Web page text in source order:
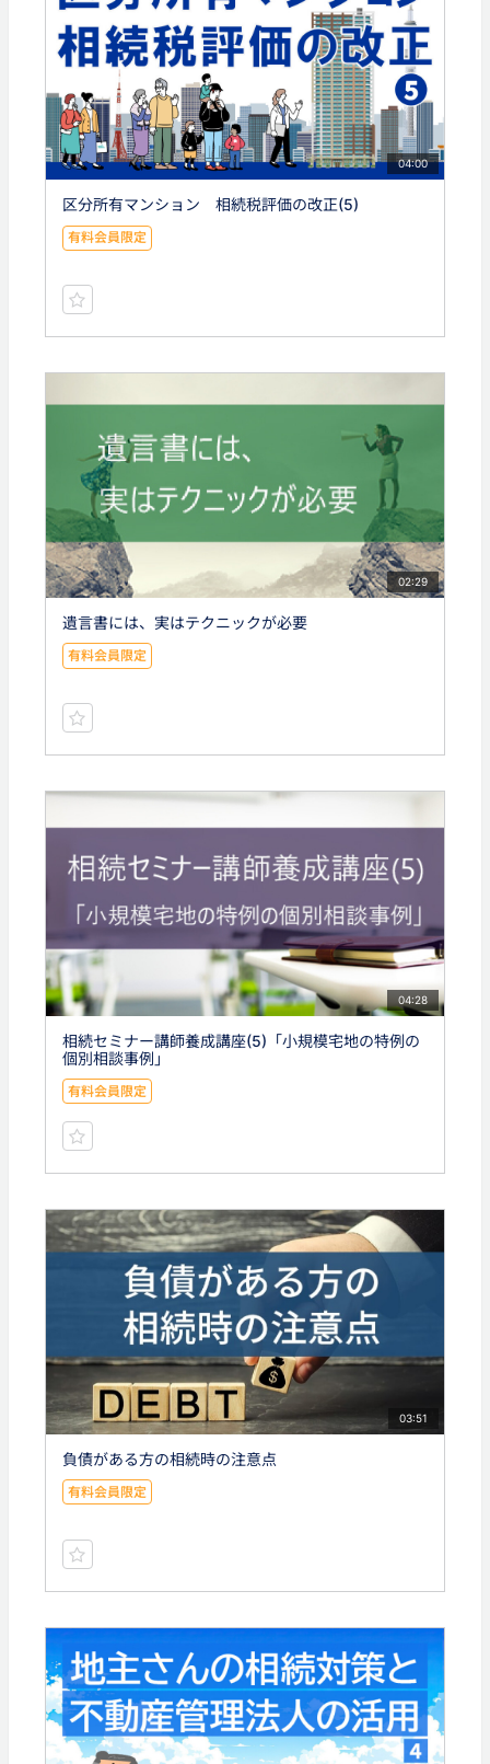
04:00
区分所有マンション 相続税評価の改正(5)
有料会員限定
02:29
遺言書には、実はテクニックが必要
有料会員限定
04:28
相続セミナー講師養成講座(5)「小規模宅地の特例の
個別相談事例」
有料会員限定
03:51
負債がある方の相続時の注意点
有料会員限定